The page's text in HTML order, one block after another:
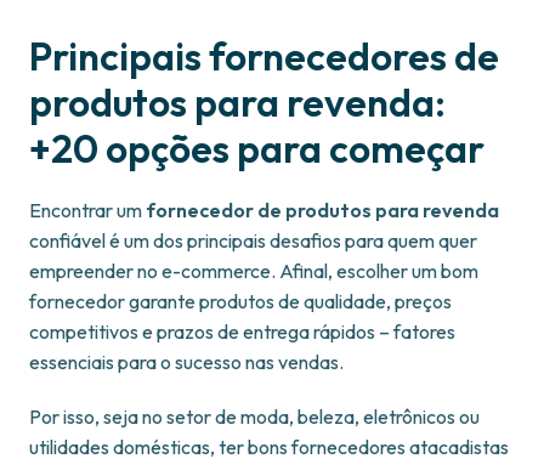
Principais fornecedores de
produtos para revenda:
+20 opções para começar
Encontrar um fornecedor de produtos para revenda
confiável é um dos principais desafios para quem quer
empreender no e-commerce. Afinal, escolher um bom
fornecedor garante produtos de qualidade, preços
competitivos e prazos de entrega rápidos – fatores
essenciais para o sucesso nas vendas.
Por isso, seja no setor de moda, beleza, eletrônicos ou
utilidades domésticas, ter bons fornecedores atacadistas